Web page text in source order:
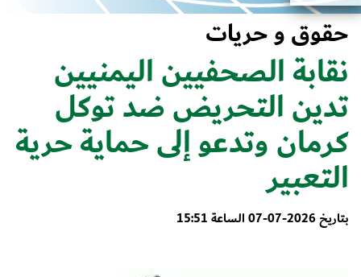
حقوق و حريات
نقابة الصحفيين اليمنيين
تدين التحريض ضد توكل
كرمان وتدعو إلى حماية حرية
التعبير
بتاريخ 2026-07-07 الساعة 15:51